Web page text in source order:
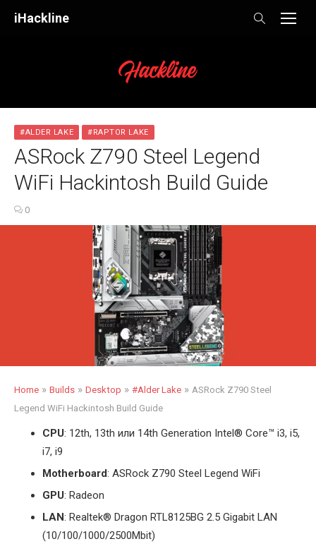
iHackline
#ALDER LAKE #RAPTOR LAKE
ASRock Z790 Steel Legend
WiFi Hackintosh Build Guide
0
Home » Builds » Desktop » #Alder Lake » ASRock Z790 Steel
Legend WiFi Hackintosh Build Guide
CPU: 12th, 13th или 14th Generation Intel® Core™ i3, i5,
i7, i9
Motherboard: ASRock Z790 Steel Legend WiFi
GPU: Radeon
LAN: Realtek® Dragon RTL8125BG 2.5 Gigabit LAN
(10/100/1000/2500Mbit)